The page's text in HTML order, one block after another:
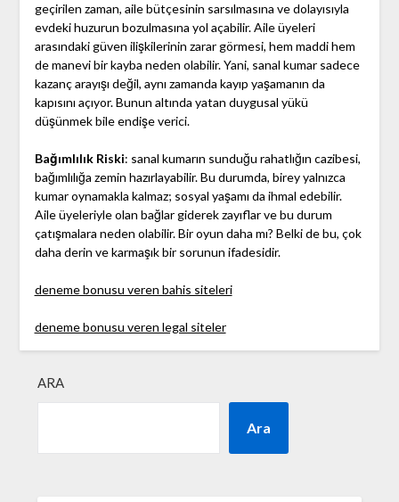
geçirilen zaman, aile bütçesinin sarsılmasına ve dolayısıyla
evdeki huzurun bozulmasına yol açabilir. Aile üyeleri
arasındaki güven ilişkilerinin zarar görmesi, hem maddi hem
de manevi bir kayba neden olabilir. Yani, sanal kumar sadece
kazanç arayışı değil, aynı zamanda kayıp yaşamanın da
kapısını açıyor. Bunun altında yatan duygusal yükü
düşünmek bile endişe verici.
Bağımlılık Riski: sanal kumarın sunduğu rahatlığın cazibesi,
bağımlılığa zemin hazırlayabilir. Bu durumda, birey yalnızca
kumar oynamakla kalmaz; sosyal yaşamı da ihmal edebilir.
Aile üyeleriyle olan bağlar giderek zayıflar ve bu durum
çatışmalara neden olabilir. Bir oyun daha mı? Belki de bu, çok
daha derin ve karmaşık bir sorunun ifadesidir.
deneme bonusu veren bahis siteleri
deneme bonusu veren legal siteler
ARA
Ara